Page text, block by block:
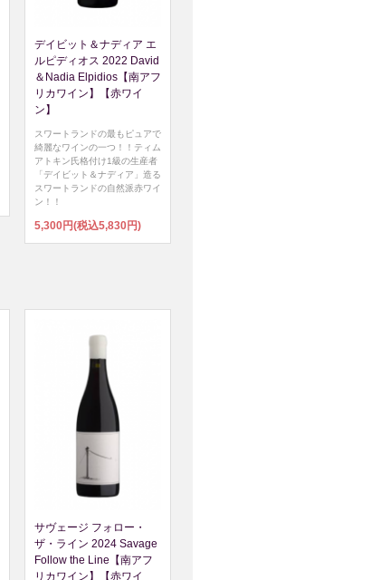
デイビット＆ナディア エ
ルピディオス 2022 David
＆Nadia Elpidios【南アフ
リカワイン】【赤ワイ
ン】
スワートランドの最もピュアで
綺麗なワインの一つ！！ティム
アトキン氏格付け1級の生産者
「デイビット＆ナディア」造る
スワートランドの自然派赤ワイ
ン！！
5,300円(税込5,830円)
サヴェージ フォロー・
ザ・ライン 2024 Savage
Follow the Line【南アフ
リカワイン】【赤ワイ